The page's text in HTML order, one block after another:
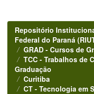
Repositório
Federal do Paraná
GRAD - Cursos de
TCC - Trabalhos de
Graduação
Curitiba
CT - Tecnologia em